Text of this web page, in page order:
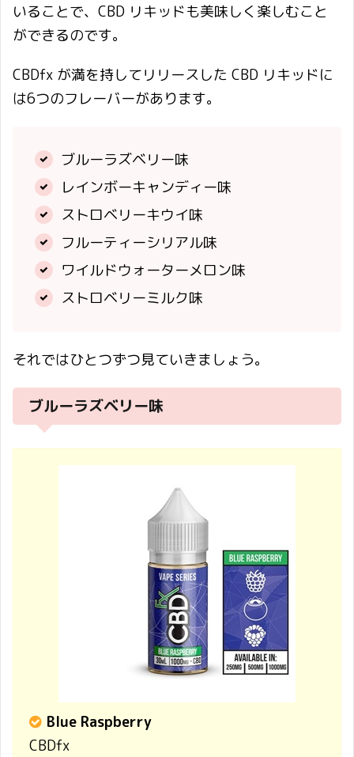
いることで、CBD リキッドも美味しく楽しむこと
ができるのです。
CBDfx が満を持してリリースした CBD リキッドに
は6つのフレーバーがあります。
ブルーラズベリー味
レインボーキャンディー味
ストロベリーキウイ味
フルーティーシリアル味
ワイルドウォーターメロン味
ストロベリーミルク味
それではひとつずつ見ていきましょう。
ブルーラズベリー味
Blue Raspberry
CBDfx